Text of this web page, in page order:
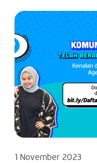
1 November 2023